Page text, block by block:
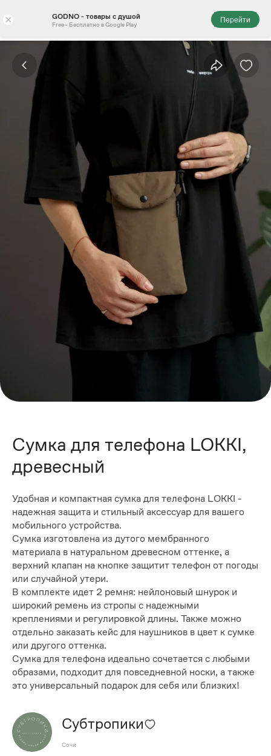
× GODNO - товары с душой
Free - Бесплатно в Google Play
Перейти
Сумка для телефона LOKKI,
древесный
Удобная и компактная сумка для телефона LOKKI -
надежная защита и стильный аксессуар для вашего
мобильного устройства.
Сумка изготовлена из дутого мембранного
материала в натуральном древесном оттенке, а
верхний клапан на кнопке защитит телефон от погоды
или случайной утери.
В комплекте идет 2 ремня: нейлоновый шнурок и
широкий ремень из стропы с надежными
креплениями и регулировкой длины. Также можно
отдельно заказать кейс для наушников в цвет к сумке
или другого оттенка.
Сумка для телефона идеально сочетается с любыми
образами, подходит для повседневной носки, а также
это универсальный подарок для себя или близких!
Субтропики
Сочи